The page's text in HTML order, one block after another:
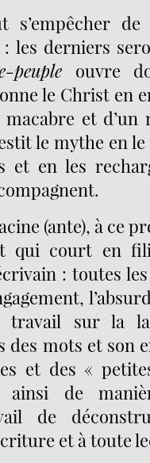
s’empêcher
les derniers
peuple ouvre
le Christ en
et d’un
le mythe en
et en les
(ante), à ce
qui court en
: toutes
sur la
des mots et son
et des «
ainsi de
de
et à toute